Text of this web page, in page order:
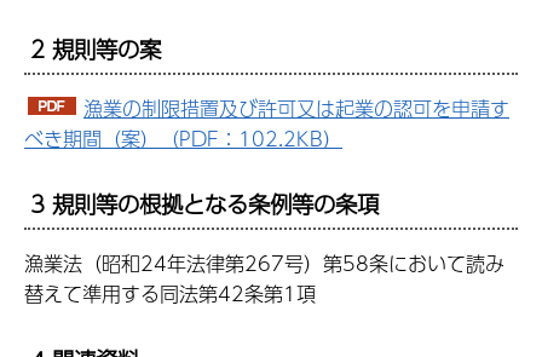
2 規則等の案
漁業の制限措置及び許可又は起業の認可を申請す
べき期間（案）（PDF：102.2KB）
3 規則等の根拠となる条例等の条項
漁業法（昭和24年法律第267号）第58条において読み
替えて準用する同法第42条第1項